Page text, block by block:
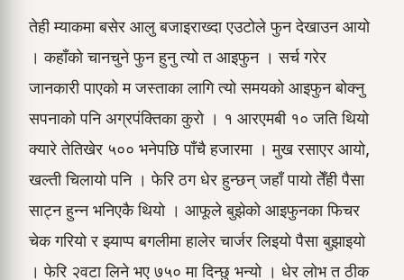
तेही म्याकमा बसेर आलु बजाइराख्दा एउटोले फुन देखाउन आयो
। कहाँको चानचुने फुन हुनु त्यो त आइफुन । सर्च गरेर
जानकारी पाएको म जस्ताका लागि त्यो समयको आइफुन बोक्नु
सपनाको पनि अग्रपंक्तिका कुरो । १ आरएमबी १० जति थियो
क्यारे तेतिखेर ५०० भनेपछि पाँचै हजारमा । मुख रसाएर आयो,
खल्ती चिलायो पनि । फेरि ठग धेर हुन्छन् जहाँ पायो तेँही पैसा
साट्न हुन्न भनिएकै थियो । आफूले बुझेको आइफुनका फिचर
चेक गरियो र झ्याप्प बगलीमा हालेर चार्जर लिइयो पैसा बुझाइयो
। फेरि २वटा लिने भए ७५० मा दिन्छु भन्यो । धेर लोभ त ठीक